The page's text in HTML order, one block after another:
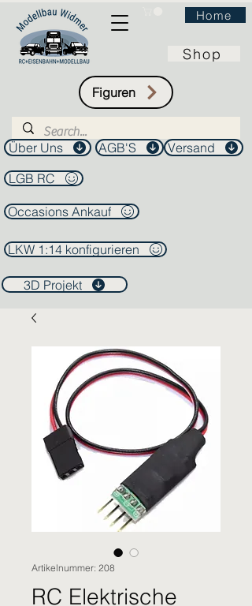
Home
Shop
Figuren
Über Uns AGB'S
Versand
LGB RC
Occasions Ankauf
LKW 1:14 konfigurieren
3D Projekt
Artikelnummer: 208
RC Elektrische